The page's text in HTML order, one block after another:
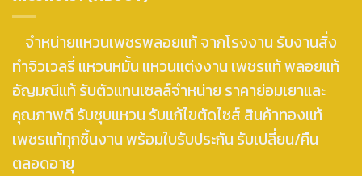
จำหน่ายแหวนเพชรพลอยแท้ จากโรงงาน รับงานสั่ง
ทำจิวเวลรี่ แหวนหมั้น แหวนแต่งงาน เพชรแท้ พลอยแท้
อัญมณีแท้ รับตัวแทนเซลล์จำหน่าย ราคาย่อมเยาและ
คุณภาพดี รับชุบแหวน รับแก้ไขตัดไซส์ สินค้าทองแท้
เพชรแท้ทุกชิ้นงาน พร้อมใบรับประกัน รับเปลี่ยน/คืน
ตลอดอายุ